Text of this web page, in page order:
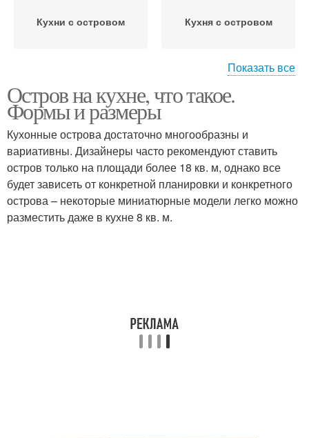
Кухни с островом Кухня с островом
Острова на кухне Плита на острове
Показать все
Остров на кухне, что такое.
Формы и размеры
Кухонные острова достаточно многообразны и
вариативны. Дизайнеры часто рекомендуют ставить
остров только на площади более 18 кв. м, однако все
будет зависеть от конкретной планировки и конкретного
острова – некоторые миниатюрные модели легко можно
разместить даже в кухне 8 кв. м.